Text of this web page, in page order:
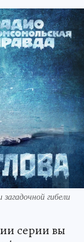
гибели
серии вы